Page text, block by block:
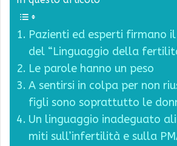
Pazienti ed esperti firmano
del “Linguaggio della
Le parole hanno un peso
A sentirsi in colpa per non
figli sono soprattutto le
Un linguaggio inadeguato
miti sull’infertilità e sulla